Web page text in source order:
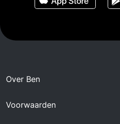
Over Ben
Voorwaarden